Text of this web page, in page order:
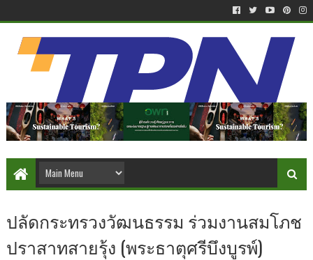
ปลัดกระทรวงวัฒนธรรม ร่วมงานสมโภช
ปราสาทสายรุ้ง (พระธาตุศรีบึงบูรพ์)